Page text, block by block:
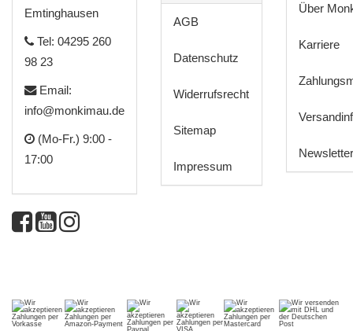
Emtinghausen
Tel: 04295 260
98 23
Email:
info@monkimau.de
(Mo-Fr.) 9:00 -
17:00
AGB
Datenschutz
Widerrufsrecht
Sitemap
Impressum
Über
Karriere
Newsletter